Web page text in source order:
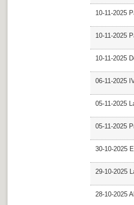
10-11-2025
10-11-2025
10-11-2025
06-11-2025
05-11-2025
05-11-2025
30-10-2025
29-10-2025
28-10-2025